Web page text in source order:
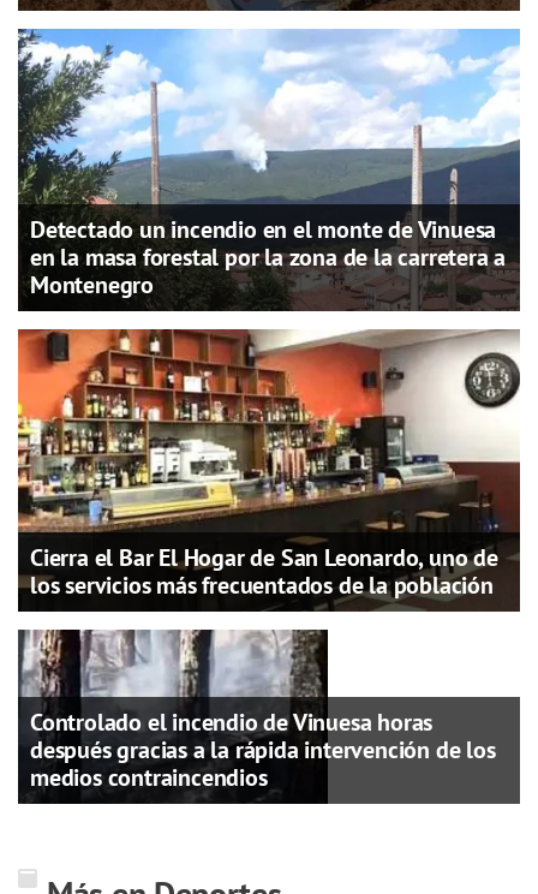
Detectado un incendio en el monte de Vinuesa
en la masa forestal por la zona de la carretera a
Montenegro
Cierra el Bar El Hogar de San Leonardo, uno de
los servicios más frecuentados de la población
Controlado el incendio de Vinuesa horas
después gracias a la rápida intervención de los
medios contraincendios